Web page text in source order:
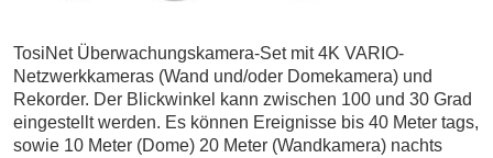
TosiNet Überwachungskamera-Set mit 4K VARIO-
Netzwerkkameras (Wand und/oder Domekamera) und
Rekorder. Der Blickwinkel kann zwischen 100 und 30 Grad
eingestellt werden. Es können Ereignisse bis 40 Meter tags,
sowie 10 Meter (Dome) 20 Meter (Wandkamera) nachts